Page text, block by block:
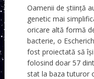
Oamenii de știință
genetic mai
oricare altă formă
bacterie, o
fost proiectată să
folosind doar 57
stat la baza tuturor